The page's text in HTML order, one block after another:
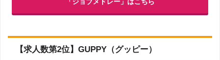
【求人数第2位】GUPPY（グッピー）